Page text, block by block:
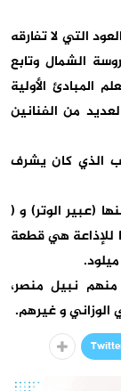
التي لا تفارقه
الشمال وتابع
الأولية
من الفنانين
الذي كان يشرف
يفوق 40 عملا ، منها (عبير الوتر) و (
للإذاعة هي قطعة
نبيل منصر،
الوزاني و غيرهم.